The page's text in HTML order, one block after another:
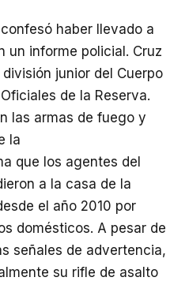
haber llevado a
un informe policial. Cruz
junior del Cuerpo
de la Reserva.
las armas de fuego y
la
que los agentes del
a la casa de la
el año 2010 por
domésticos. A pesar de
señales de advertencia,
su rifle de asalto